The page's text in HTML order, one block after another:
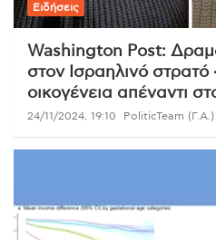
Ειδήσεις
Washington Post:
στον Ισραηλινό στρατό
οικογένεια απέναντι
24/11/2024, 19:10 PoliticTeam (Γ.Α.)